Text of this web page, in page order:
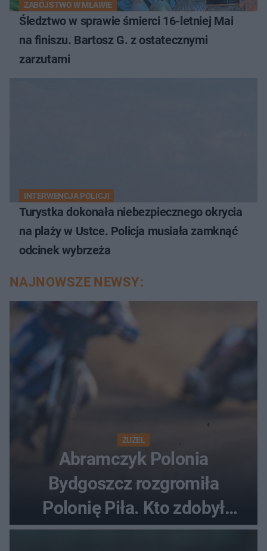
ZABÓJSTWO W MŁAWIE
Śledztwo w sprawie śmierci 16-letniej Mai
na finiszu. Bartosz G. z ostatecznymi
zarzutami
INTERWENCJA POLICJI
Turystka dokonała niebezpiecznego okrycia
na plaży w Ustce. Policja musiała zamknąć
odcinek wybrzeża
NAJNOWSZE NEWSY:
ŻUŻEL
Abramczyk Polonia
Bydgoszcz rozgromiła
Polonię Piła. Kto zdobył
najwięcej punktów?